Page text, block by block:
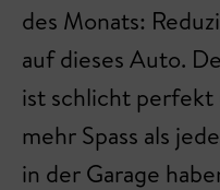
des Monats:
auf dieses Auto.
ist schlicht
mehr Spass als
in der Garage